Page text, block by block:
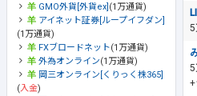
GMO外貨[外貨ex] (1万通貨)
アイネット証券[ループイフダン]
(1万通貨)
FXブロードネット(1万通貨)
外為オンライン(1万通貨)
岡三オンライン[くりっく株365]
(入金)
5
5
+